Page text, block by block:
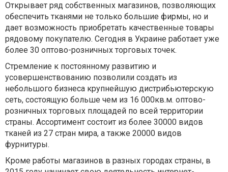
Открывает ряд собственных магазинов, позволяющих
обеспечить тканями не только большие фирмы, но и
дает возможность приобретать качественные товары
рядовому покупателю. Сегодня в Украине работает уже
более 30 оптово-розничных торговых точек.
Стремление к постоянному развитию и
усовершенствованию позволили создать из
небольшого бизнеса крупнейшую дистрибьютерскую
сеть, состоящую больше чем из 16 000кв.м. оптово-
розничных торговых площадей по всей территории
страны. Ассортимент состоит из более 30000 видов
тканей из 27 стран мира, а также 20000 видов
фурнитуры.
Кроме работы магазинов в разных городах страны, в